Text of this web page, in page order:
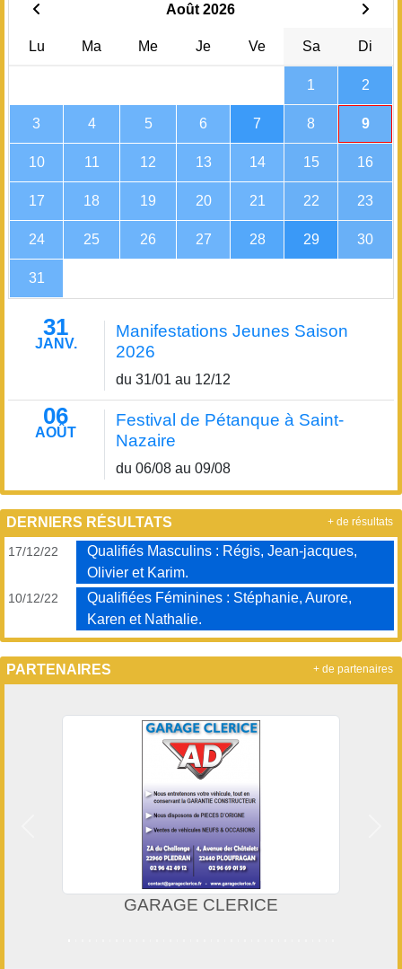
Août 2026
Lu Ma Me Je Ve Sa Di
1 2
3 4 5 6 7 8 9
10 11 12 13 14 15 16
17 18 19 20 21 22 23
24 25 26 27 28 29 30
31
31
JANV.
Manifestations Jeunes Saison
2026
du 31/01 au 12/12
06
AOÛT
Festival de Pétanque à Saint-
Nazaire
du 06/08 au 09/08
DERNIERS RÉSULTATS
17/12/22
Qualifiés Masculins : Régis, Jean-jacques,
Olivier et Karim.
10/12/22
Qualifiées Féminines : Stéphanie, Aurore,
Karen et Nathalie.
+ de résultats
PARTENAIRES
GARAGE CLERICE
+ de partenaires